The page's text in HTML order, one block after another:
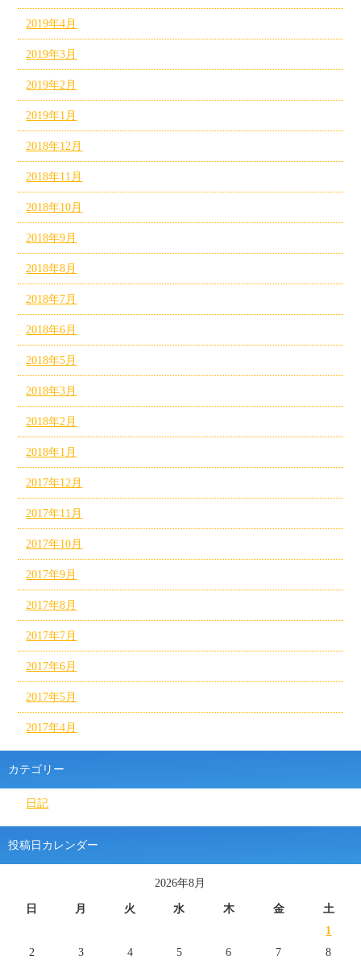
2019年4月
2019年3月
2019年2月
2019年1月
2018年12月
2018年11月
2018年10月
2018年9月
2018年8月
2018年7月
2018年6月
2018年5月
2018年3月
2018年2月
2018年1月
2017年12月
2017年11月
2017年10月
2017年9月
2017年8月
2017年7月
2017年6月
2017年5月
2017年4月
カテゴリー
日記
投稿日カレンダー
2026年8月
日 月 火 水 木 金
土
1
2
3 4 5 6 7 8